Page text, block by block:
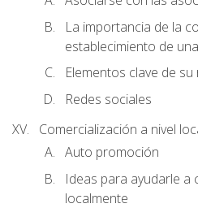
La importancia de la
establecimiento de
Elementos clave de
Redes sociales
Comercialización a nivel
Auto promoción
Ideas para ayudarle a
localmente